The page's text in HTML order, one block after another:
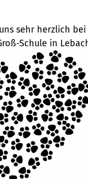
sehr herzlich
Schule in